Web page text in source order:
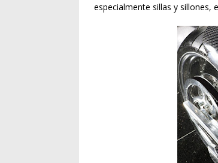
especialmente sillas y